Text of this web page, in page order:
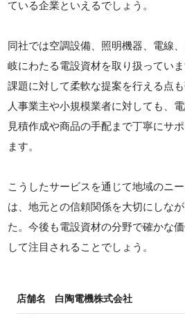
ている企業といえるでしょう。
同社では空調設備、照明機器、電線
岐にわたる電設資材を取り扱ってい
課題に対して柔軟な提案を行える点
人事業主や小規模業者に対しても、
見積作成や商品の手配まで丁寧にサ
ます。
こうしたサービスを通じて地域のニ
は、地元との信頼関係を大切にしな
た。今後も電設資材の分野で確かな
して注目されることでしょう。
店舗名 白陶電機株式会社